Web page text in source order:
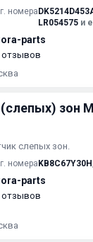
номера
LR054575 и
parts
отзывов
зон
слепых зон.
номера KB8C67Y30H
parts
отзывов